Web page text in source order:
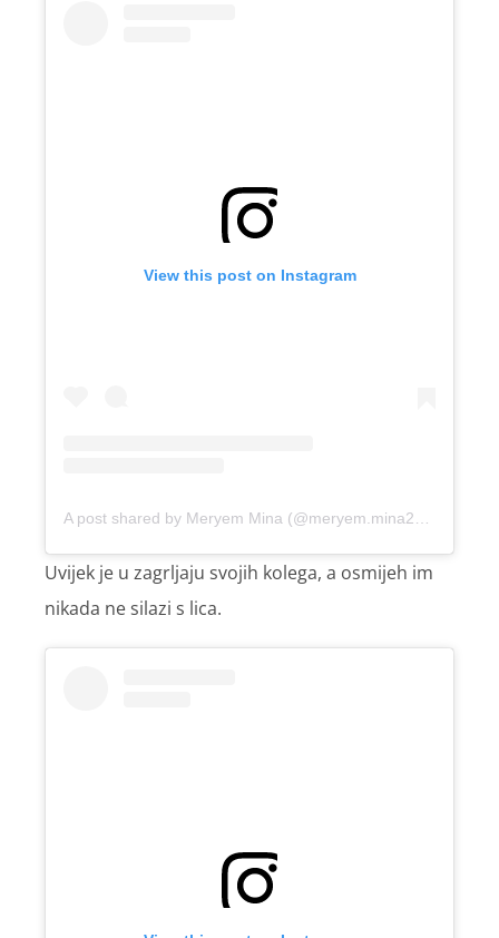
View this post on Instagram
Uvijek je u zagrljaju svojih kolega, a osmijeh im
nikada ne silazi s lica.